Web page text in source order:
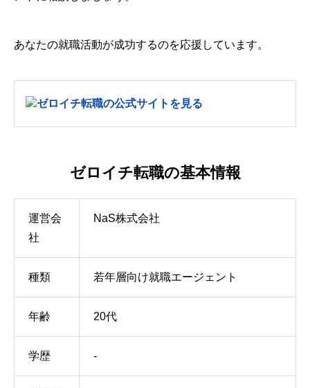
あなたの就職活動が成功するのを応援しています。
ゼロイチ転職の公式サイトを見る
ゼロイチ転職の基本情報
運営会
社
NaS株式会社
種類 若年層向け就職エージェント
年齢 20代
学歴 -